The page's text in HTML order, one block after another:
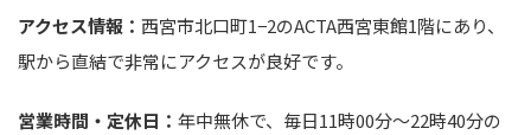
アクセス情報： 西宮市北口町1−2のACTA西宮東館1階にあり、
駅から直結で非常にアクセスが良好です。
営業時間・定休日： 年中無休で、毎日11時00分～22時40分の